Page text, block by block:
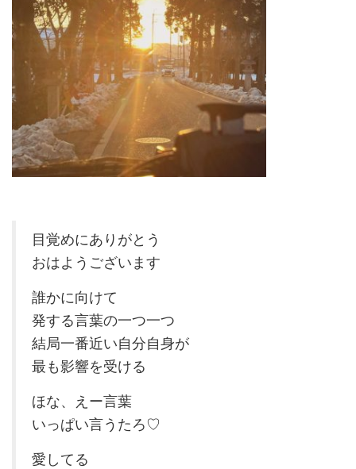
目覚めにありがとう
おはようございます
誰かに向けて
発する言葉の一つ一つ
結局一番近い自分自身が
最も影響を受ける
ほな、えー言葉
いっぱい言うたろ♡
愛してる